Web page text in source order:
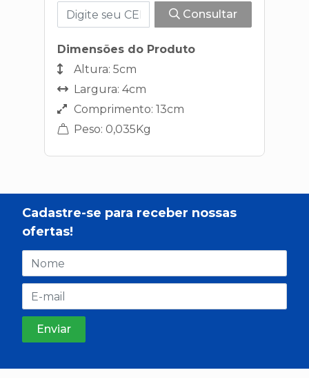
Consultar
Dimensões do Produto
Altura: 5cm
Largura: 4cm
Comprimento: 13cm
Peso: 0,035Kg
Cadastre-se para receber nossas
ofertas!